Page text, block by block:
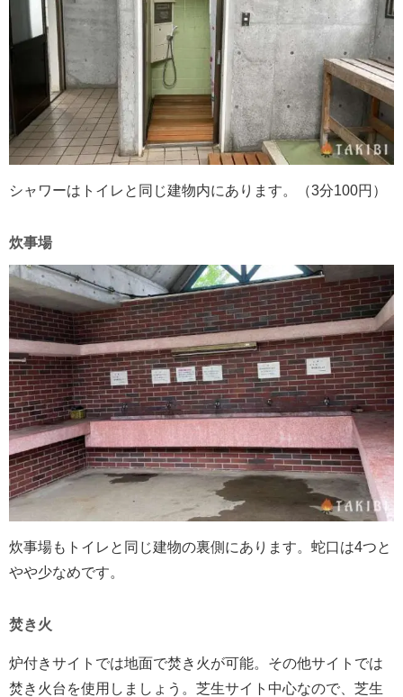
シャワーはトイレと同じ建物内にあります。（3分100円）
炊事場
炊事場もトイレと同じ建物の裏側にあります。蛇口は4つと
やや少なめです。
焚き火
炉付きサイトでは地面で焚き火が可能。その他サイトでは
焚き火台を使用しましょう。芝生サイト中心なので、芝生